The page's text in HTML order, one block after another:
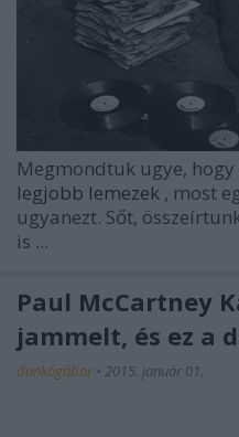
Megmondtuk ugye, hogy
legjobb lemezek , most
ugyanezt. Sőt,
is ...
Paul McCartney
jammelt, és ez a
dankógábor • 2015. január 01.